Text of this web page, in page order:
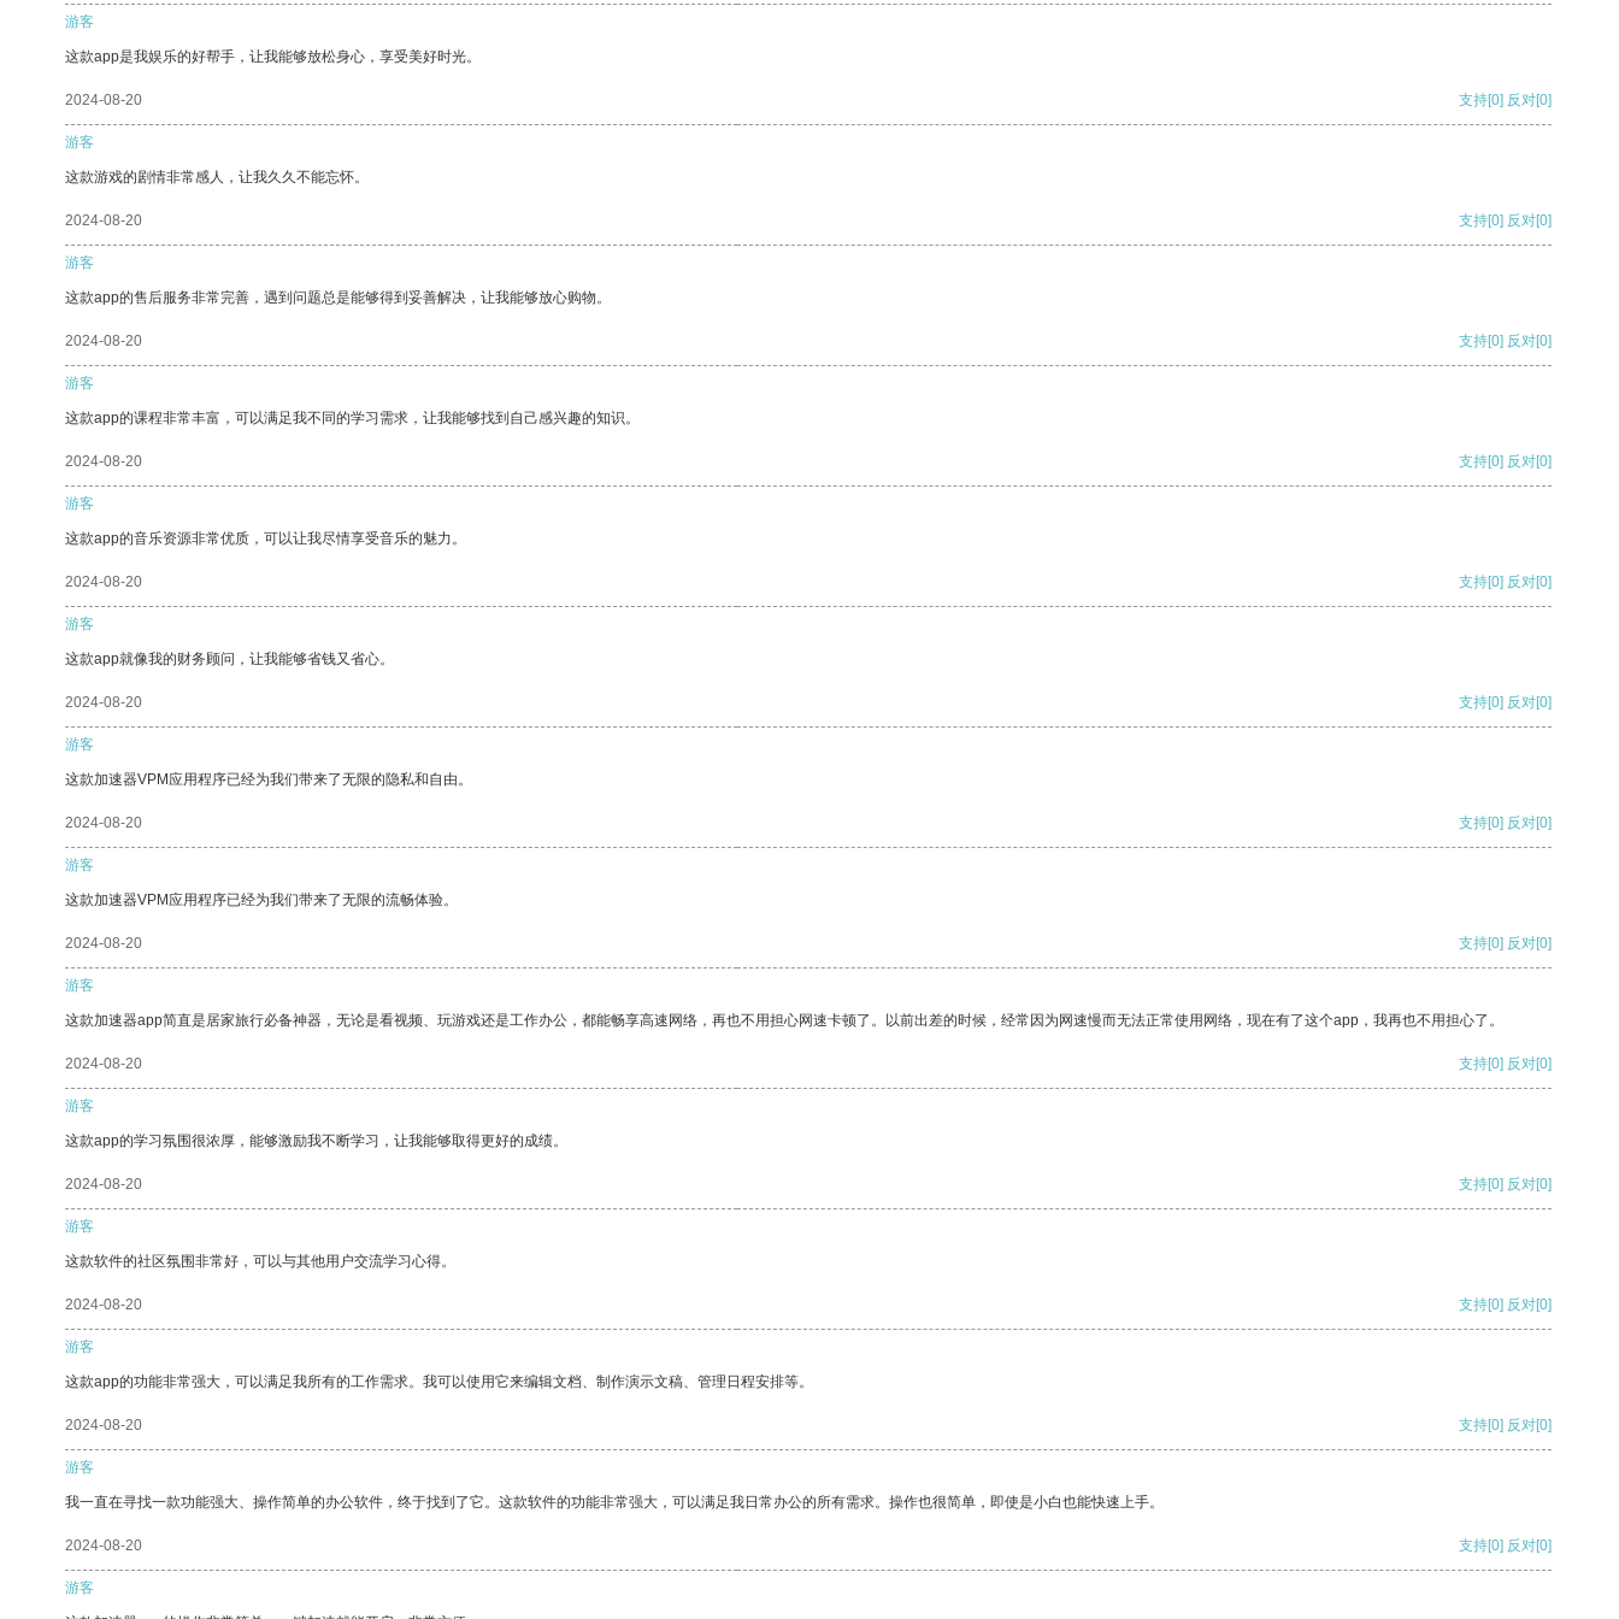
游客
这款app是我娱乐的好帮手，让我能够放松身心，享受美好时光。
2024-08-20 支持[0] 反对[0]
游客
这款游戏的剧情非常感人，让我久久不能忘怀。
2024-08-20 支持[0] 反对[0]
游客
这款app的售后服务非常完善，遇到问题总是能够得到妥善解决，让我能够放心购物。
2024-08-20 支持[0] 反对[0]
游客
这款app的课程非常丰富，可以满足我不同的学习需求，让我能够找到自己感兴趣的知识。
2024-08-20 支持[0] 反对[0]
游客
这款app的音乐资源非常优质，可以让我尽情享受音乐的魅力。
2024-08-20 支持[0] 反对[0]
游客
这款app就像我的财务顾问，让我能够省钱又省心。
2024-08-20 支持[0] 反对[0]
游客
这款加速器VPM应用程序已经为我们带来了无限的隐私和自由。
2024-08-20 支持[0] 反对[0]
游客
这款加速器VPM应用程序已经为我们带来了无限的流畅体验。
2024-08-20 支持[0] 反对[0]
游客
这款加速器app简直是居家旅行必备神器，无论是看视频、玩游戏还是工作办公，都能畅享高速网络，再也不用担心网速卡顿了。以前出差的时候，经常因为网速慢而无法正常使用网络，现在有了这个app，我再也不用担心了。
2024-08-20 支持[0] 反对[0]
游客
这款app的学习氛围很浓厚，能够激励我不断学习，让我能够取得更好的成绩。
2024-08-20 支持[0] 反对[0]
游客
这款软件的社区氛围非常好，可以与其他用户交流学习心得。
2024-08-20 支持[0] 反对[0]
游客
这款app的功能非常强大，可以满足我所有的工作需求。我可以使用它来编辑文档、制作演示文稿、管理日程安排等。
2024-08-20 支持[0] 反对[0]
游客
我一直在寻找一款功能强大、操作简单的办公软件，终于找到了它。这款软件的功能非常强大，可以满足我日常办公的所有需求。操作也很简单，即使是小白也能快速上手。
2024-08-20 支持[0] 反对[0]
游客